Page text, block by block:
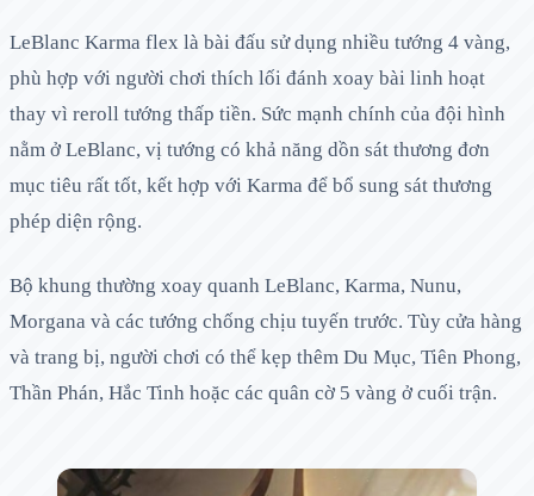
LeBlanc Karma flex là bài đấu sử dụng nhiều tướng 4 vàng,
phù hợp với người chơi thích lối đánh xoay bài linh hoạt
thay vì reroll tướng thấp tiền. Sức mạnh chính của đội hình
nằm ở LeBlanc, vị tướng có khả năng dồn sát thương đơn
mục tiêu rất tốt, kết hợp với Karma để bổ sung sát thương
phép diện rộng.
Bộ khung thường xoay quanh LeBlanc, Karma, Nunu,
Morgana và các tướng chống chịu tuyến trước. Tùy cửa hàng
và trang bị, người chơi có thể kẹp thêm Du Mục, Tiên Phong,
Thần Phán, Hắc Tinh hoặc các quân cờ 5 vàng ở cuối trận.